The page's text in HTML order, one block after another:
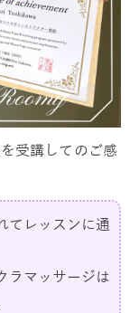
受講してのご感
てレッスンに通
ラマッサージは